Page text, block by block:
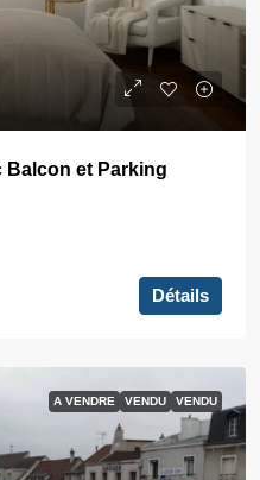
Balcon et Parking
Détails
A VENDRE VENDU VENDU